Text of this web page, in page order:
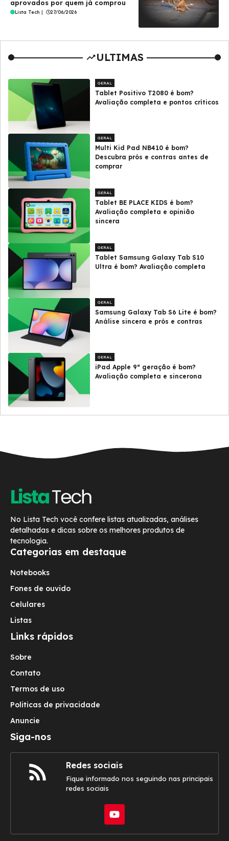
aprovados por quem já comprou
Lista Tech | 27/06/2026
ULTIMAS
GERAL
Tablet Positivo T2080 é bom?
Avaliação completa e pontos críticos
GERAL
Multi Kid Pad NB410 é bom?
Descubra prós e contras antes de
comprar
GERAL
Tablet BE PLACE KIDS é bom?
Avaliação completa e opinião
sincera
GERAL
Tablet Samsung Galaxy Tab S10
Ultra é bom? Avaliação completa
GERAL
Samsung Galaxy Tab S6 Lite é bom?
Análise sincera e prós e contras
GERAL
iPad Apple 9ª geração é bom?
Avaliação completa e sincerona
No Lista Tech você confere listas atualizadas, análises
detalhadas e dicas sobre os melhores produtos de
tecnologia.
Categorias em destaque
Notebooks
Fones de ouvido
Celulares
Listas
Links rápidos
Sobre
Contato
Termos de uso
Politicas de privacidade
Anuncie
Siga-nos
Redes sociais
Fique informado nos seguindo nas principais
redes sociais